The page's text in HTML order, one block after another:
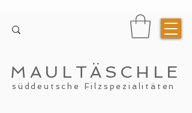
MAULTÄSCHLE
süddeutsche Filzspezialitäten